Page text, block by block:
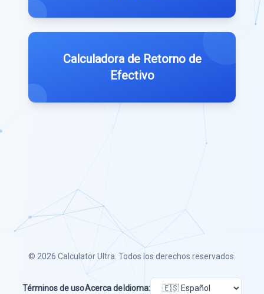
Calculadora de Retorno de
Efectivo
© 2026 Calculator Ultra . Todos los derechos reservados.
Términos de usoAcerca deIdioma: